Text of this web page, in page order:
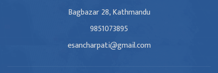
Bagbazar 28, Kathmandu
9851073895
esancharpati@gmail.com